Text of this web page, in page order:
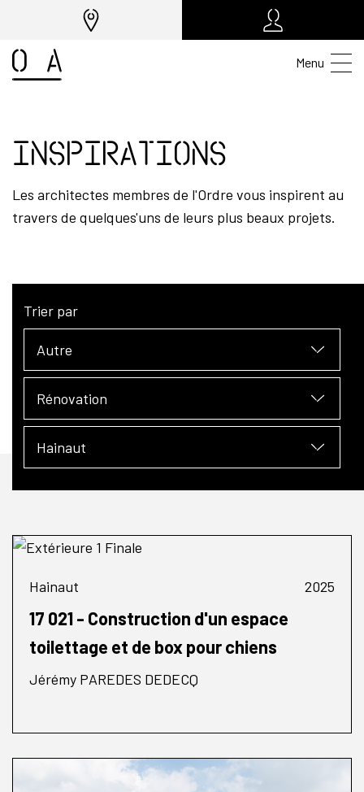
Menu
Inspirations
Les architectes membres de l'Ordre vous inspirent au
travers de quelques'uns de leurs plus beaux projets.
Trier par
Autre
Rénovation
Hainaut
Hainaut 2025
17 021 - Construction d'un espace
toilettage et de box pour chiens
Jérémy PAREDES DEDECQ